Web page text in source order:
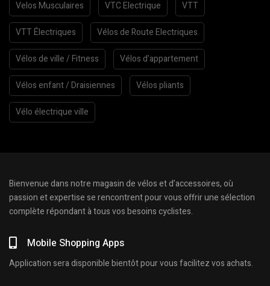
Velos Musculaires VTC Electrique VTT
VTT Électriques Vélos de Route Electriques
Vélos de ville / Fitness Vélos d’appartement
Vélos enfant / Draisiennes Vélos pliants
Vélo électrique ville
Bienvenue dans notre magasin de vélos et d’accessoires, où
passion et expertise se rencontrent pour vous offrir une sélection
complète répondant à tous vos besoins cyclistes.
Mobile Shopping Apps
Application sera disponible bientôt pour vous facilitez vos achats.